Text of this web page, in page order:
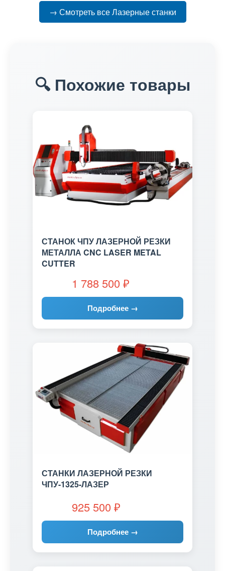
→ Смотреть все Лазерные станки
🔍 Похожие товары
СТАНОК ЧПУ ЛАЗЕРНОЙ РЕЗКИ
МЕТАЛЛА CNC LASER METAL
CUTTER
1 788 500 ₽
Подробнее →
СТАНКИ ЛАЗЕРНОЙ РЕЗКИ
ЧПУ-1325-ЛАЗЕР
925 500 ₽
Подробнее →